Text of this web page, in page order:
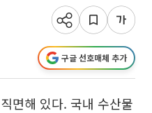
구글 선호매체 추가
면해 있다. 국내 수산물